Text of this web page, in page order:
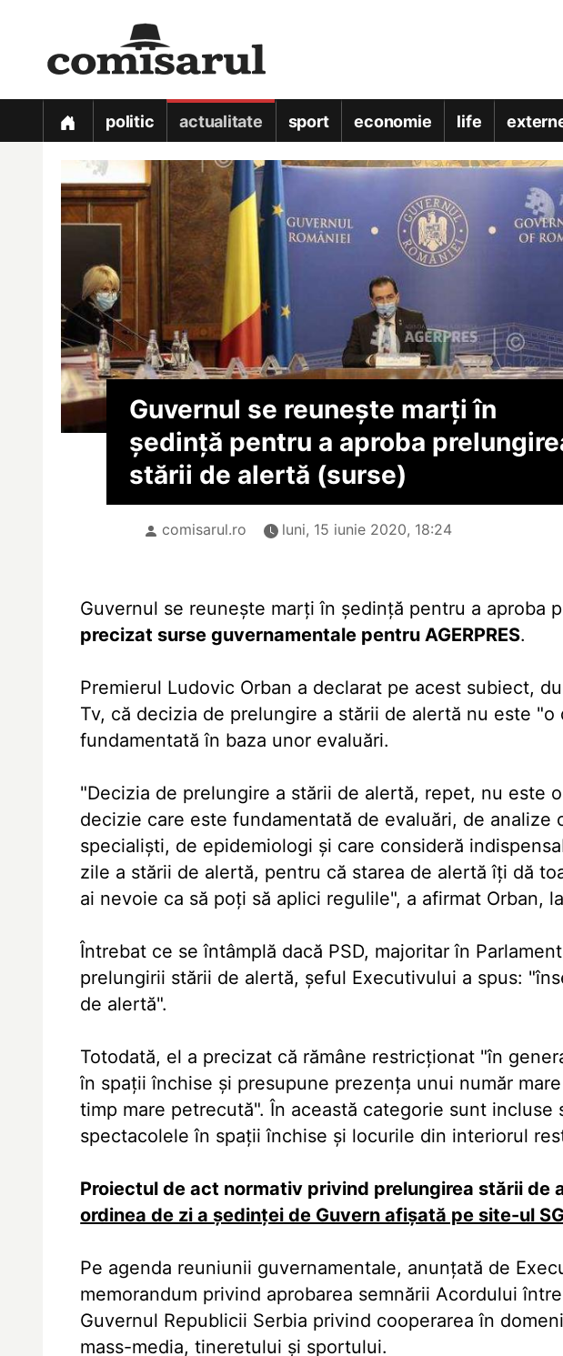
politic actualitate sport economie life
Guvernul se reuneşte marţi în
şedinţă pentru a aproba
stării de alertă (surse)
comisarul.ro luni, 15 iunie 2020, 18:24
Guvernul se reuneşte marţi în şedinţă pentru a aproba
precizat surse guvernamentale pentru AGERPRES.
Premierul Ludovic Orban a declarat pe acest subiect,
Tv, că decizia de prelungire a stării de alertă nu este
fundamentată în baza unor evaluări.
"Decizia de prelungire a stării de alertă, repet, nu este
decizie care este fundamentată de evaluări, de analize
specialişti, de epidemiologi şi care consideră
zile a stării de alertă, pentru că starea de alertă îţi dă
ai nevoie ca să poţi să aplici regulile", a afirmat Orban,
Întrebat ce se întâmplă dacă PSD, majoritar în
prelungirii stării de alertă, şeful Executivului a spus:
de alertă".
Totodată, el a precizat că rămâne restricţionat "în
în spaţii închise şi presupune prezenţa unui număr
timp mare petrecută". În această categorie sunt incluse
spectacolele în spaţii închise şi locurile din interiorul
Proiectul de act normativ privind prelungirea stării de
ordinea de zi a şedinţei de Guvern afişată pe site-ul
Pe agenda reuniunii guvernamentale, anunţată de
memorandum privind aprobarea semnării Acordului
Guvernul Republicii Serbia privind cooperarea în
mass-media, tineretului şi sportului.